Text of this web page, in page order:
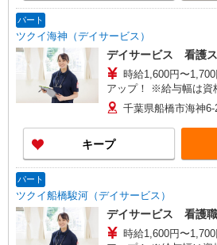
パート
ツクイ海神（デイサービス）
デイサービス 看護
時給1,600円〜1,700円 ★土日祝日は時給
アップ！ ※給与幅は資
千葉県船橋市海神6-
キープ
パート
ツクイ船橋駿河（デイサービス）
デイサービス 看護
時給1,600円〜1,700円 ★土日祝日は時給